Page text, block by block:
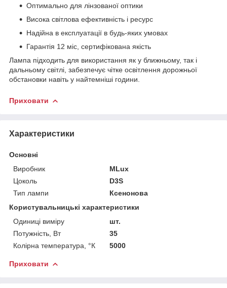
Оптимально для лінзованої оптики
Висока світлова ефективність і ресурс
Надійна в експлуатації в будь-яких умовах
Гарантія 12 міс, сертифікована якість
Лампа підходить для використання як у ближньому, так і
дальньому світлі, забезпечує чітке освітлення дорожньої
обстановки навіть у найтемніші години.
Приховати
Характеристики
Основні
Виробник
MLux
Цоколь
D3S
Тип лампи
Ксенонова
Користувальницькі характеристики
Одиниці виміру
шт.
Потужність, Вт
35
Колірна температура, °К
5000
Приховати